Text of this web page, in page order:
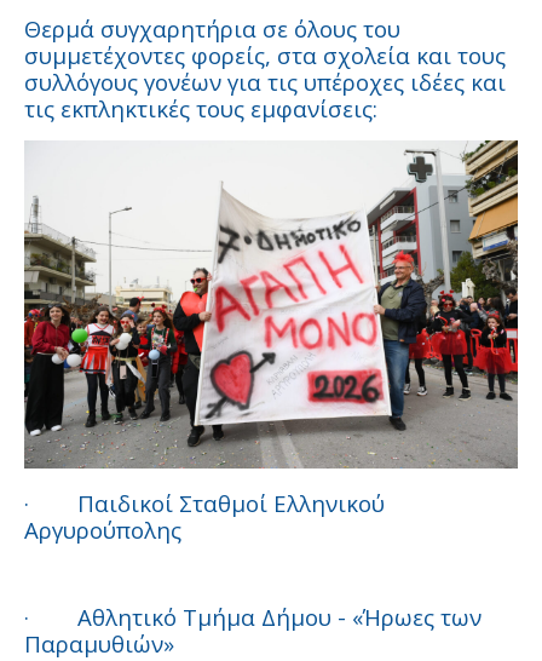
Θερμά συγχαρητήρια σε όλους του
συμμετέχοντες φορείς, στα σχολεία και τους
συλλόγους γονέων για τις υπέροχες ιδέες και
τις εκπληκτικές τους εμφανίσεις:
·
Παιδικοί Σταθμοί Ελληνικού
Αργυρούπολης
·
Αθλητικό Τμήμα Δήμου - «Ήρωες των
Παραμυθιών»